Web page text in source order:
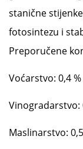
stanične
fotosintezu i
Preporučene
Voćarstvo: 0,4 %
Vinogradarstvo:
Maslinarstvo: